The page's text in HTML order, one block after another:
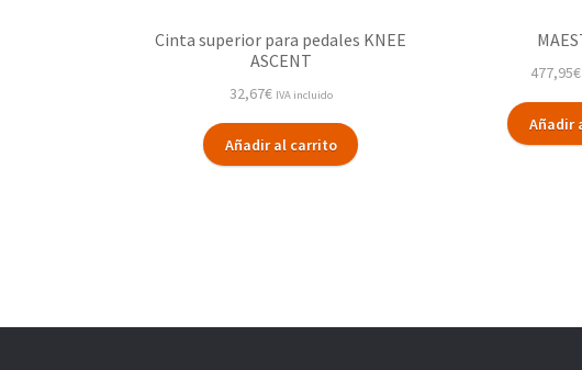
Cinta superior para pedales KNEE
ASCENT
32,67€ IVA incluido
Añadir al carrito
477,95€
Añadir